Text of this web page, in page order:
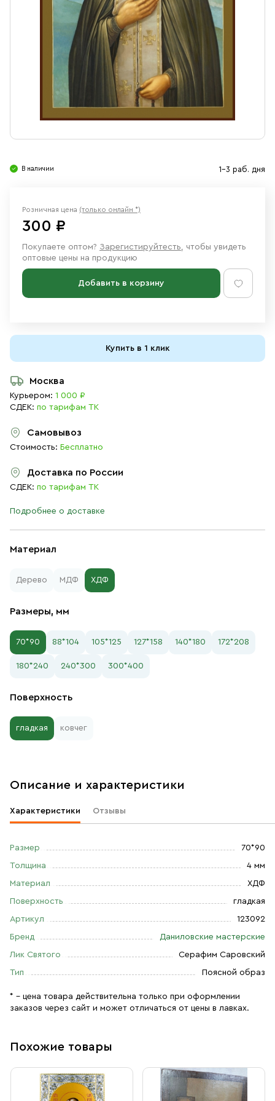
Ювелирные изделия
В наличии 1-3 раб. дня
Материал
Дерево МДФ ХДФ
Размеры, мм
70*90 88*104 105*125 127*158 140*180 172*208
180*240 240*300 300*400
Поверхность
гладкая ковчег
Розничная цена (только онлайн *)
300 ₽
Покупаете оптом? Зарегистируйтесть, чтобы увидеть
оптовые цены на продукцию
Добавить в корзину
Купить в 1 клик
Москва
Курьером: 1 000 ₽
СДЕК: по тарифам ТК
Самовывоз
Стоимость: Бесплатно
Доставка по России
СДЕК: по тарифам ТК
Подробнее о доставке
Описание и характеристики
Характеристики Отзывы
Размер 70*90
Толщина 4 мм
Материал ХДФ
Поверхность гладкая
Артикул 123092
Бренд Даниловские мастерские
Лик Святого Серафим Саровский
Тип Поясной образ
* – цена товара действительна только при оформлении
заказов через сайт и может отличаться от цены в лавках.
Похожие товары